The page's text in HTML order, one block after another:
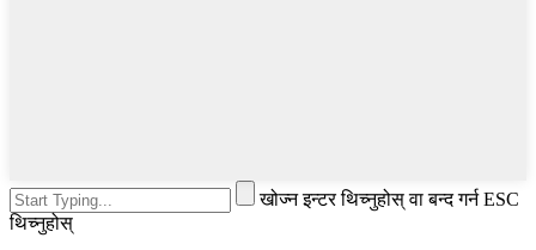
खोज्न इन्टर थिच्नुहोस् वा बन्द गर्न ESC
थिच्नुहोस्